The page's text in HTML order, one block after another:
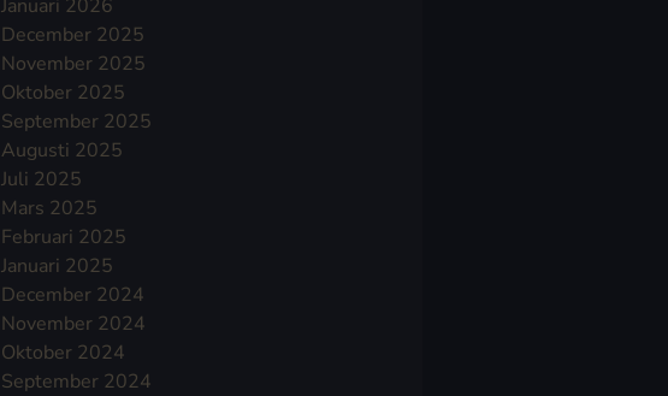
Januari 2026
December 2025
November 2025
Oktober 2025
September 2025
Augusti 2025
Juli 2025
Mars 2025
Februari 2025
Januari 2025
December 2024
November 2024
Oktober 2024
September 2024